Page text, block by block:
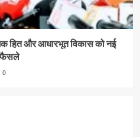
हित और आधारभूत विकास को नई
फैसले
0